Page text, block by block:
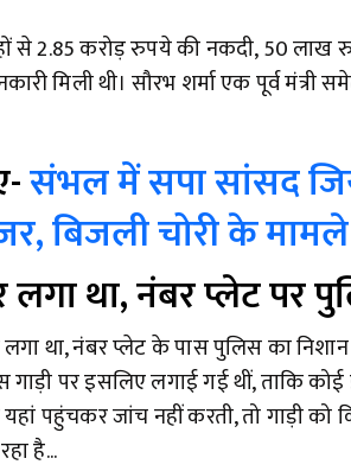
से 2.85 करोड़ रुपये की नकदी, 50
मिली थी। सौरभ शर्मा एक पूर्व
संभल में सपा सांसद
बिजली चोरी के
लगा था, नंबर प्लेट पर
लगा था, नंबर प्लेट के पास पुलिस का
गाड़ी पर इसलिए लगाई गई थीं, ताकि
पहुंचकर जांच नहीं करती, तो गाड़ी
है...